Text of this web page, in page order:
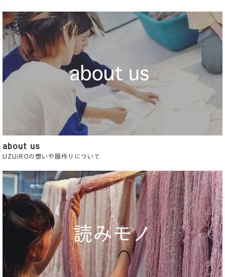
about us
UZUiROの想いや服作りについて